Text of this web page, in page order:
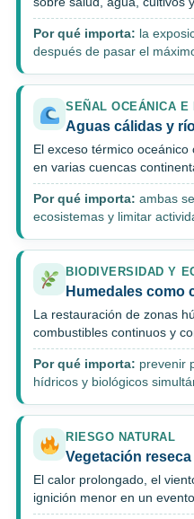
Por qué importa: la
después de pasar el
SEÑAL OCEÁNICA E
Aguas cálidas y
El exceso térmico
en varias cuencas
Por qué importa: ambas
ecosistemas y limitar
BIODIVERSIDAD Y
Humedales como
La restauración de zonas
combustibles continuos y
Por qué importa: prevenir
hídricos y biológicos
RIESGO NATURAL
Vegetación
El calor prolongado, el
ignición menor en un